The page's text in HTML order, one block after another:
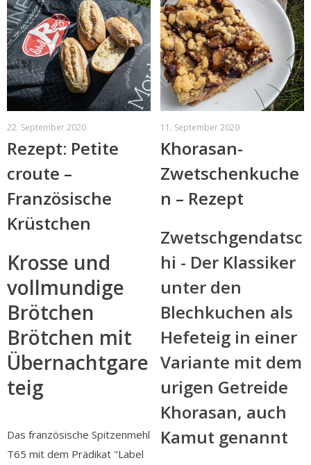
22. September 2020
Rezept: Petite
croute –
Französische
Krüstchen
Krosse und
vollmundige
Brötchen
Brötchen mit
Übernachtgare
teig
Das französische Spitzenmehl
T65 mit dem Prädikat "Label
11. September 2020
Khorasan-
Zwetschenkuche
n – Rezept
Zwetschgendatsc
hi - Der Klassiker
unter den
Blechkuchen als
Hefeteig in einer
Variante mit dem
urigen Getreide
Khorasan, auch
Kamut genannt